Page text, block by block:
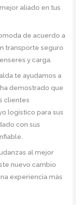
aliado en tus
de acuerdo a
transporte seguro
y carga.
te ayudamos a
demostrado que
clientes
logístico para sus
con sus
al mejor
nuevo cambio
experiencia más